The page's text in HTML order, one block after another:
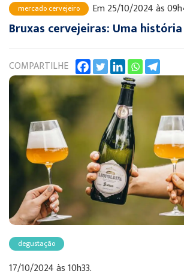
mercado cervejeiro Em 25/10/2024 às
Bruxas cervejeiras: Uma
COMPARTILHE
degustação
17/10/2024 às 10h33.